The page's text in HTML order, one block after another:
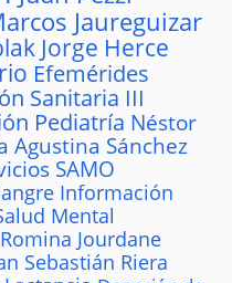
Jaureguizar
Jorge Herce
Efemérides
Sanitaria III
Pediatría Néstor
Agustina Sánchez
SAMO
Información
Mental
Romina Jourdane
Sebastián Riera